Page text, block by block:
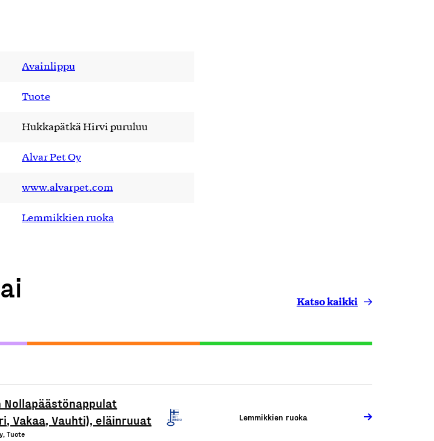
Avainlippu
Tuote
Hukkapätkä Hirvi puruluu
Alvar Pet Oy
www.alvarpet.com
Lemmikkien ruoka
Katso kaikki
Nollapäästönappulat
Vakaa, Vauhti), eläinruuat
Tuote
Lemmikkien ruoka